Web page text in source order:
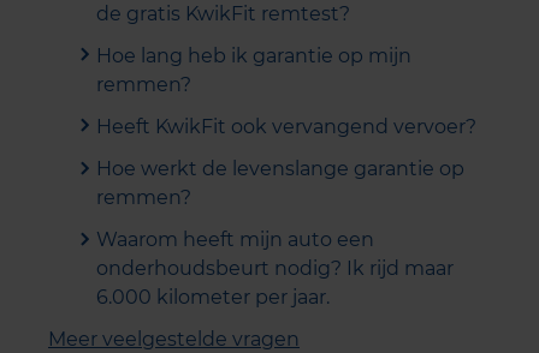
de gratis KwikFit remtest?
Hoe lang heb ik garantie op mijn
remmen?
Heeft KwikFit ook vervangend vervoer?
Hoe werkt de levenslange garantie op
remmen?
Waarom heeft mijn auto een
onderhoudsbeurt nodig? Ik rijd maar
6.000 kilometer per jaar.
Meer veelgestelde vragen